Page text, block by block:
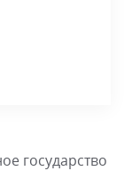
государство